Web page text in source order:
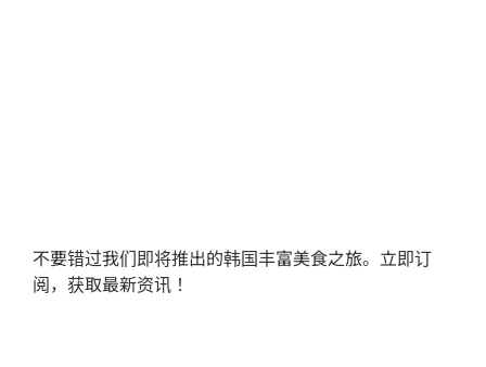
不要错过我们即将推出的韩国丰富美食之旅。立即订
阅，获取最新资讯！